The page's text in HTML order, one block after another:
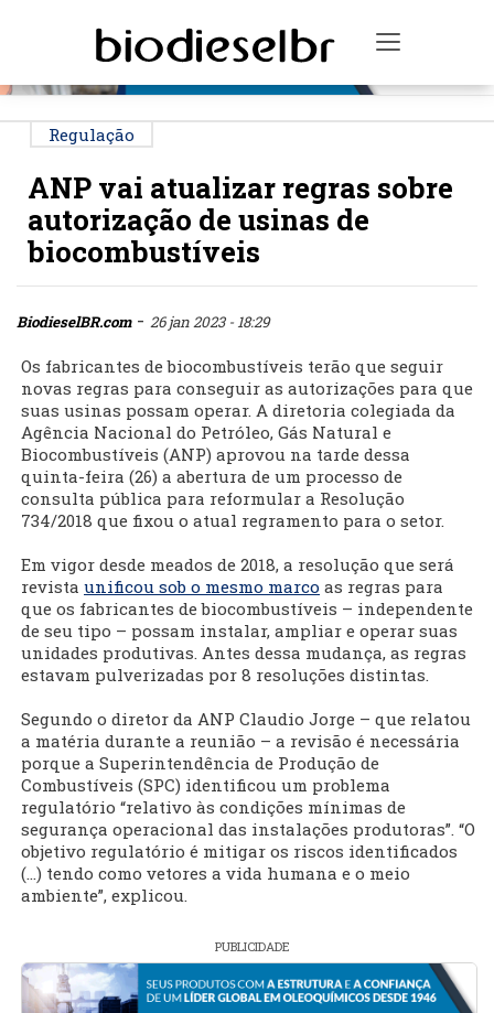
Toggle
Regulação
ANP vai atualizar regras sobre
autorização de usinas de
biocombustíveis
BiodieselBR.com- 26 jan 2023 - 18:29
Os fabricantes de biocombustíveis terão que seguir
novas regras para conseguir as autorizações para que
suas usinas possam operar. A diretoria colegiada da
Agência Nacional do Petróleo, Gás Natural e
Biocombustíveis (ANP) aprovou na tarde dessa
quinta-feira (26) a abertura de um processo de
consulta pública para reformular a Resolução
734/2018 que fixou o atual regramento para o setor.
Em vigor desde meados de 2018, a resolução que será
revista unificou sob o mesmo marco as regras para
que os fabricantes de biocombustíveis – independente
de seu tipo – possam instalar, ampliar e operar suas
unidades produtivas. Antes dessa mudança, as regras
estavam pulverizadas por 8 resoluções distintas.
Segundo o diretor da ANP Claudio Jorge – que relatou
a matéria durante a reunião – a revisão é necessária
porque a Superintendência de Produção de
Combustíveis (SPC) identificou um problema
regulatório “relativo às condições mínimas de
segurança operacional das instalações produtoras”. “O
objetivo regulatório é mitigar os riscos identificados
(...) tendo como vetores a vida humana e o meio
ambiente”, explicou.
PUBLICIDADE